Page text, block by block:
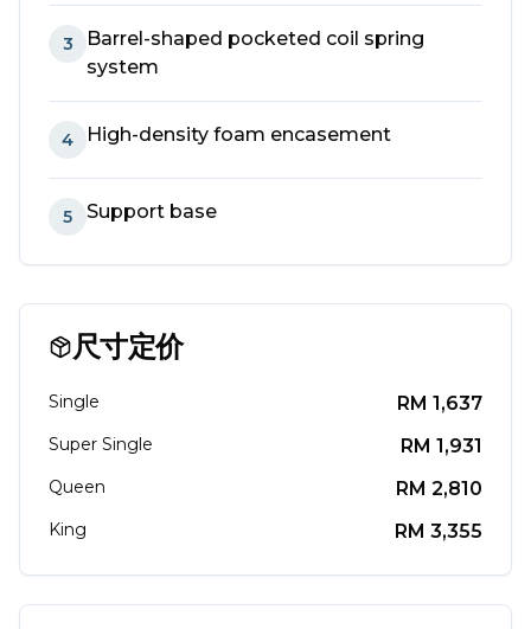
3
Barrel-shaped pocketed coil spring
system
4 High-density foam encasement
5 Support base
尺寸定价
Single RM 1,637
Super Single RM 1,931
Queen RM 2,810
King RM 3,355